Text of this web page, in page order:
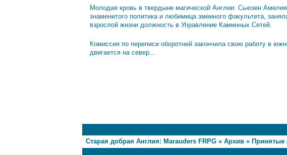
Молодая кровь в твердыне магической Англии: Сьюзен
знаменитого политика и любимица змеиного факультета,
взрослой жизни должность в Управление Каминных Сетей.
Комиссия по переписи оборотней закончила свою работу в
двигается на север...
Старая добрая Англия: Marauders FRPG » Архив » Принятые